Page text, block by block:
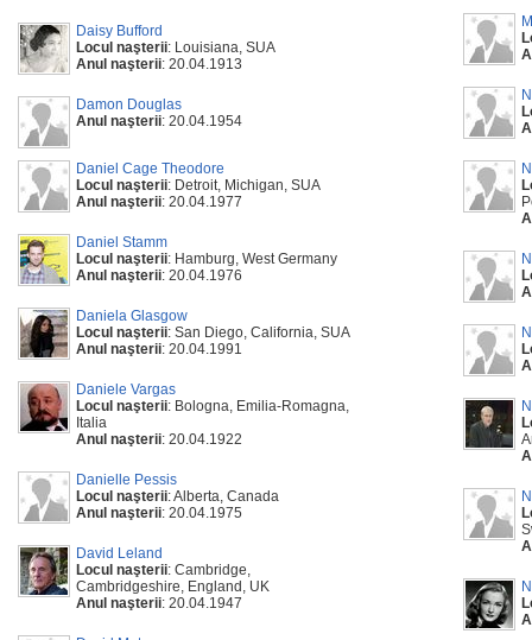
Daisy Bufford
Locul naşterii: Louisiana, SUA
Anul naşterii: 20.04.1913
Damon Douglas
Anul naşterii: 20.04.1954
Daniel Cage Theodore
Locul naşterii: Detroit, Michigan, SUA
Anul naşterii: 20.04.1977
Daniel Stamm
Locul naşterii: Hamburg, West Germany
Anul naşterii: 20.04.1976
Daniela Glasgow
Locul naşterii: San Diego, California, SUA
Anul naşterii: 20.04.1991
Daniele Vargas
Locul naşterii: Bologna, Emilia-Romagna,
Italia
Anul naşterii: 20.04.1922
Danielle Pessis
Locul naşterii: Alberta, Canada
Anul naşterii: 20.04.1975
David Leland
Locul naşterii: Cambridge,
Cambridgeshire, England, UK
Anul naşterii: 20.04.1947